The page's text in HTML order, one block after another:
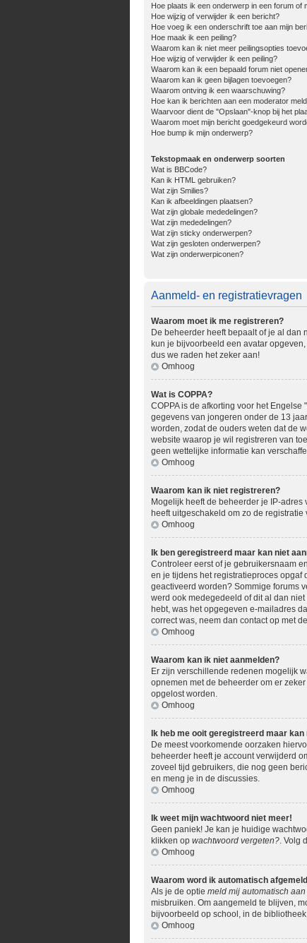
Hoe plaats ik een onderwerp in een forum of
Hoe wijzig of verwijder ik een bericht?
Hoe voeg ik een onderschrift toe aan mijn
Hoe maak ik een peiling?
Waarom kan ik niet meer peilingsopties
Hoe wijzig of verwijder ik een peiling?
Waarom kan ik een bepaald forum niet
Waarom kan ik geen bijlagen toevoegen?
Waarom ontving ik een waarschuwing?
Hoe kan ik berichten aan een moderator
Waarvoor dient de "Opslaan"-knop bij het
Waarom moet mijn bericht goedgekeurd
Hoe bump ik mijn onderwerp?
Tekstopmaak en onderwerp soorten
Wat is BBCode?
Kan ik HTML gebruiken?
Wat zijn Smilies?
Kan ik afbeeldingen plaatsen?
Wat zijn globale mededelingen?
Wat zijn mededelingen?
Wat zijn sticky onderwerpen?
Wat zijn gesloten onderwerpen?
Wat zijn onderwerpiconen?
Aanmeld- en registratievragen
Waarom moet ik me registreren?
De beheerder heeft bepaalt of je al dan
kun je bijvoorbeeld een avatar
dus we raden het zeker aan!
Omhoog
Wat is COPPA?
COPPA is de afkorting voor het
gegevens van jongeren onder de 13
worden, zodat de ouders weten dat de
website waarop je wil registreren van
geen wettelijke informatie kan
Omhoog
Waarom kan ik niet registreren?
Mogelijk heeft de beheerder je IP-
heeft uitgeschakeld om zo de
Omhoog
Ik ben geregistreerd maar kan niet
Controleer eerst of je gebruikersnaam
en je tijdens het registratieproces opgaf
geactiveerd worden? Sommige forums
werd ook medegedeeld of dit al dan
hebt, was het opgegeven e-mailadres
correct was, neem dan contact op met
Omhoog
Waarom kan ik niet aanmelden?
Er zijn verschillende redenen mogelijk
opnemen met de beheerder om er
opgelost worden.
Omhoog
Ik heb me ooit geregistreerd maar
De meest voorkomende oorzaken
beheerder heeft je account verwijderd
zoveel tijd gebruikers, die nog geen
en meng je in de discussies.
Omhoog
Ik weet mijn wachtwoord niet meer!
Geen paniek! Je kan je huidige
klikken op wachtwoord vergeten?. Volg
Omhoog
Waarom word ik automatisch
Als je de optie meld mij automatisch
misbruiken. Om aangemeld te blijven,
bijvoorbeeld op school, in de
Omhoog